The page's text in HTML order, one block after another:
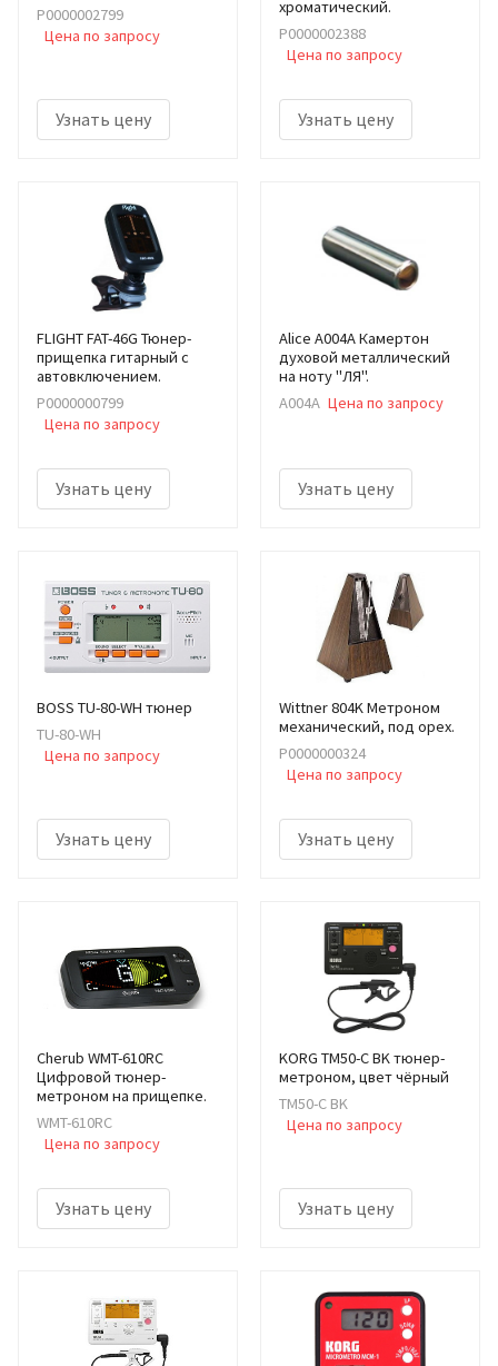
Р0000002799
Цена по запросу
Узнать цену
хроматический.
Р0000002388
Цена по запросу
Узнать цену
FLIGHT FAT-46G Тюнер-
прищепка гитарный с
автовключением.
Р0000000799
Цена по запросу
Узнать цену
Alice A004A Камертон
духовой металлический
на ноту "ЛЯ".
A004A Цена по запросу
Узнать цену
BOSS TU-80-WH тюнер
TU-80-WH
Цена по запросу
Узнать цену
Wittner 804K Метроном
механический, под орех.
Р0000000324
Цена по запросу
Узнать цену
Cherub WMT-610RC
Цифровой тюнер-
метроном на прищепке.
WMT-610RC
Цена по запросу
Узнать цену
KORG TM50-C BK тюнер-
метроном, цвет чёрный
TM50-C BK
Цена по запросу
Узнать цену